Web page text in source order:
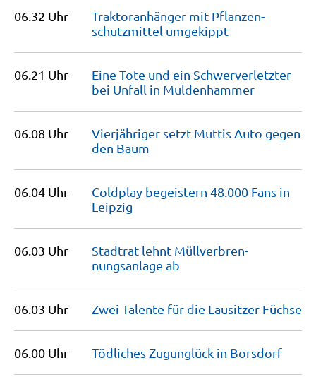
06.32 Uhr
Traktoranhänger mit Pflanzen­
schutzmittel umgekippt
06.21 Uhr
Eine Tote und ein Schwerverletzter
bei Unfall in Muldenhammer
06.08 Uhr
Vierjähriger setzt Muttis Auto gegen
den Baum
06.04 Uhr
Coldplay begeistern 48.000 Fans in
Leipzig
06.03 Uhr
Stadtrat lehnt Müllverbren­
nungsanlage ab
06.03 Uhr Zwei Talente für die Lausitzer Füchse
06.00 Uhr Tödliches Zugunglück in Borsdorf